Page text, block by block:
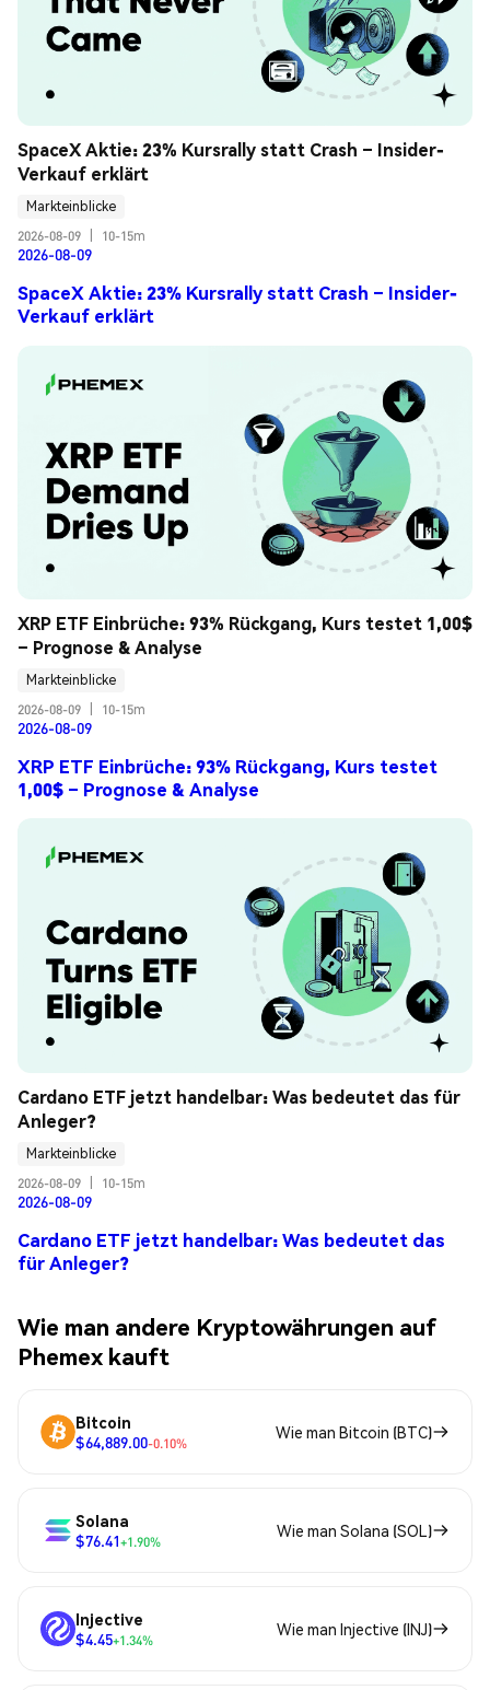
SpaceX Aktie: 23% Kursrally statt Crash – Insider-
Verkauf erklärt
Markteinblicke
2026-08-09
10-15m
2026-08-09
SpaceX Aktie: 23% Kursrally statt Crash – Insider-
Verkauf erklärt
XRP ETF Einbrüche: 93% Rückgang, Kurs testet 1,00$
– Prognose & Analyse
Markteinblicke
2026-08-09
10-15m
2026-08-09
XRP ETF Einbrüche: 93% Rückgang, Kurs testet
1,00$ – Prognose & Analyse
Cardano ETF jetzt handelbar: Was bedeutet das für
Anleger?
Markteinblicke
2026-08-09
10-15m
2026-08-09
Cardano ETF jetzt handelbar: Was bedeutet das
für Anleger?
Wie man andere Kryptowährungen auf
Phemex kauft
Bitcoin
$64,889.00-0.10%
Wie man Bitcoin (BTC)
Solana
$76.41+1.90%
Wie man Solana (SOL)
Injective
$4.45+1.34%
Wie man Injective (INJ)